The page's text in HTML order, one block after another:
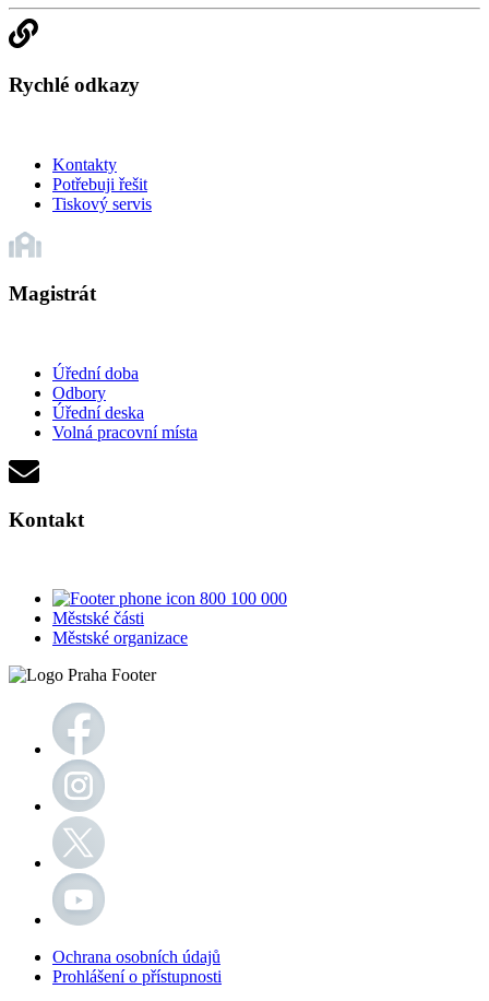
Rychlé odkazy
Kontakty
Potřebuji řešit
Tiskový servis
Magistrát
Úřední doba
Odbory
Úřední deska
Volná pracovní místa
Kontakt
800 100 000
Městské části
Městské organizace
Ochrana osobních údajů
Prohlášení o přístupnosti